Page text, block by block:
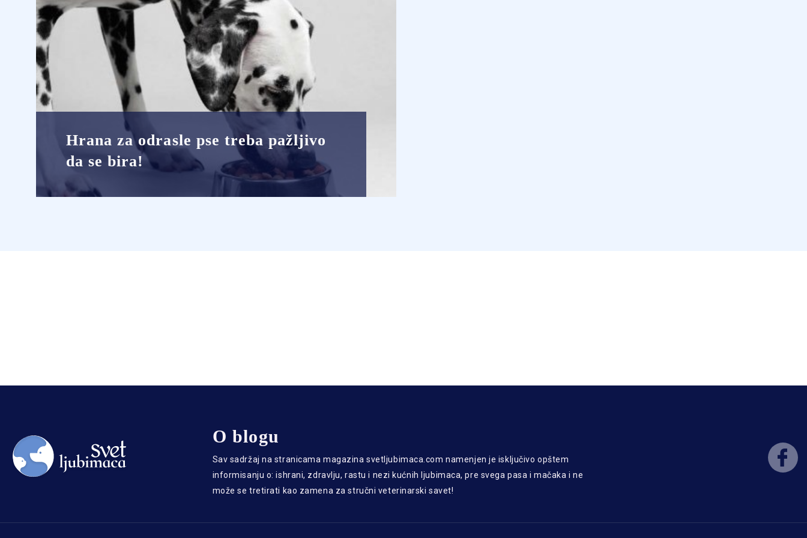
Hrana za odrasle pse treba pažljivo
da se bira!
O blogu
Sav sadržaj na stranicama magazina svetljubimaca.com namenjen je isključivo opštem
informisanju o: ishrani, zdravlju, rastu i nezi kućnih ljubimaca, pre svega pasa i mačaka i ne
može se tretirati kao zamena za stručni veterinarski savet!